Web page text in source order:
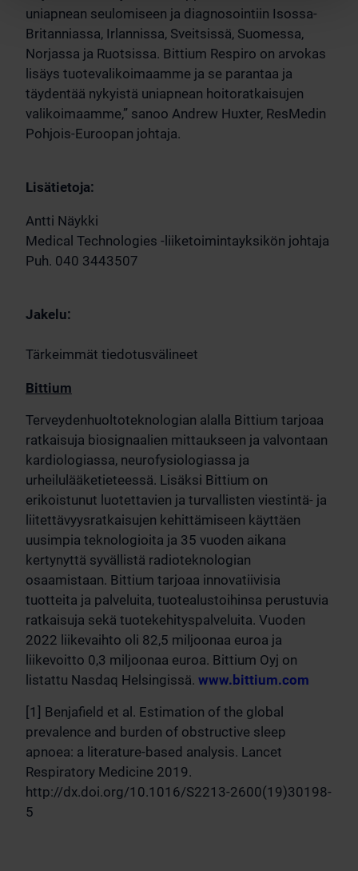
uniapnean seulomiseen ja diagnosointiin Isossa-
Britanniassa, Irlannissa, Sveitsissä, Suomessa,
Norjassa ja Ruotsissa. Bittium Respiro on arvokas
lisäys tuotevalikoimaamme ja se parantaa ja
täydentää nykyistä uniapnean hoitoratkaisujen
valikoimaamme,” sanoo Andrew Huxter, ResMedin
Pohjois-Euroopan johtaja.
Lisätietoja:
Antti Näykki
Medical Technologies -liiketoimintayksikön johtaja
Puh. 040 3443507
Jakelu:
Tärkeimmät tiedotusvälineet
Bittium
Terveydenhuoltoteknologian alalla Bittium tarjoaa
ratkaisuja biosignaalien mittaukseen ja valvontaan
kardiologiassa, neurofysiologiassa ja
urheilulääketieteessä. Lisäksi Bittium on
erikoistunut luotettavien ja turvallisten viestintä- ja
liitettävyysratkaisujen kehittämiseen käyttäen
uusimpia teknologioita ja 35 vuoden aikana
kertynyttä syvällistä radioteknologian
osaamistaan. Bittium tarjoaa innovatiivisia
tuotteita ja palveluita, tuotealustoihinsa perustuvia
ratkaisuja sekä tuotekehityspalveluita. Vuoden
2022 liikevaihto oli 82,5 miljoonaa euroa ja
liikevoitto 0,3 miljoonaa euroa. Bittium Oyj on
listattu Nasdaq Helsingissä. www.bittium.com
[1] Benjafield et al. Estimation of the global
prevalence and burden of obstructive sleep
apnoea: a literature-based analysis. Lancet
Respiratory Medicine 2019.
http://dx.doi.org/10.1016/S2213-2600(19)30198-
5